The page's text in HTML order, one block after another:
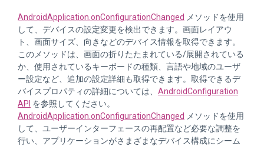
AndroidApplication.onConfigurationChanged メソッドを使用
して、デバイスの設定変更を検出できます。画面レイアウ
ト、画面サイズ、向きなどのデバイス情報を取得できます。
このメソッドは、画面の折りたたまれている/展開されている
か、使用されているキーボードの種類、言語や地域のユーザ
ー設定など、追加の設定詳細も取得できます。取得できるデ
バイスプロパティの詳細については、 AndroidConfiguration
API を参照してください。
AndroidApplication.onConfigurationChanged メソッドを使用
して、ユーザーインターフェースの再配置など必要な調整を
行い、アプリケーションがさまざまなデバイス構成にシーム